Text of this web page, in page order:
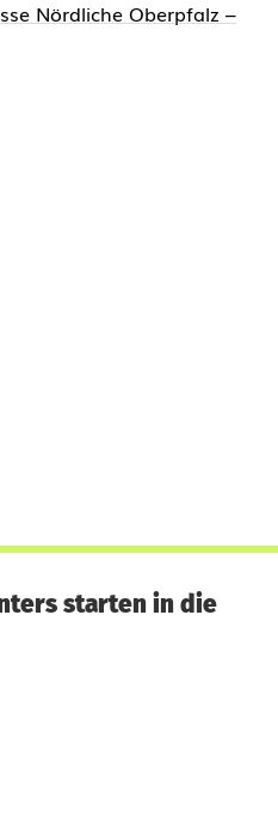
starten in die